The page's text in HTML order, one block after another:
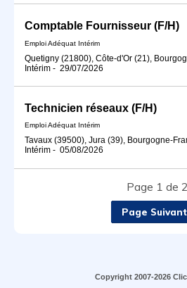
Comptable Fournisseur (F/H)
Emploi Adéquat Intérim
Quetigny (21800), Côte-d'Or (21),
Intérim - 29/07/2026
Technicien réseaux (F/H)
Emploi Adéquat Intérim
Tavaux (39500), Jura (39), Bourgogne-
Intérim - 05/08/2026
Page 1 de 2
Page
Copyright 2007-2026